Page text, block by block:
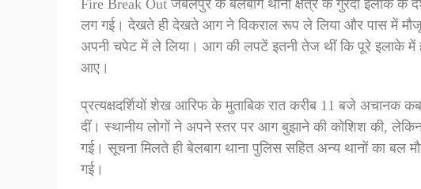
Fire Break Out जबलपुर के बेलबाग थाना क्षेत्र के गुरंदी इलाके के
लग गई। देखते ही देखते आग ने विकराल रूप ले लिया और पास में
अपनी चपेट में ले लिया। आग की लपटें इतनी तेज थीं कि पूरे इलाके
आए।
प्रत्यक्षदर्शियों शेख आरिफ के मुताबिक रात करीब 11 बजे
दीं। स्थानीय लोगों ने अपने स्तर पर आग बुझाने की कोशिश की,
गई। सूचना मिलते ही बेलबाग थाना पुलिस सहित अन्य थानों का बल
गई।